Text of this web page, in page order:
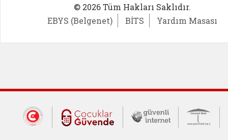
© 2026 Tüm Hakları Saklıdır.
EBYS (Belgenet)
BİTS Yardım Masası
Dış Bağlantılar
Cumhurbaşkanlığı İletişim Merkezi
Çocuklar Güvende (yeni
Güvenli